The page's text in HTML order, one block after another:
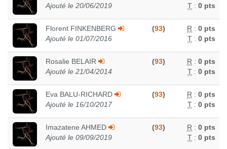
Ajouté le 20/06/2019
T : 0 pts
Florent FINKENBERG
Ajouté le 01/07/2016
(93) R : 0 pts
T : 0 pts
Rosalie BELAIR
Ajouté le 21/04/2014
(93) R : 0 pts
T : 0 pts
Eva BALU-RICHARD
Ajouté le 16/10/2017
(93) R : 0 pts
T : 0 pts
Imazatene AHMED
Ajouté le 09/09/2019
(93) R : 0 pts
T : 0 pts